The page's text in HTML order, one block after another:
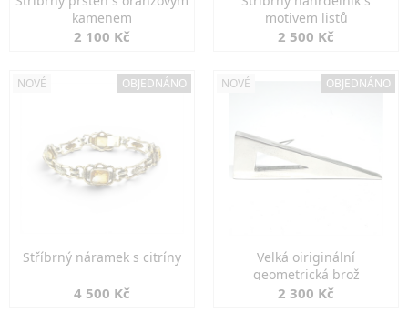
kamenem
2 100 Kč
motivem listů
2 500 Kč
NOVÉ OBJEDNÁNO
Stříbrný náramek s citríny
4 500 Kč
NOVÉ OBJEDNÁNO
Velká oiriginální
geometrická brož
2 300 Kč